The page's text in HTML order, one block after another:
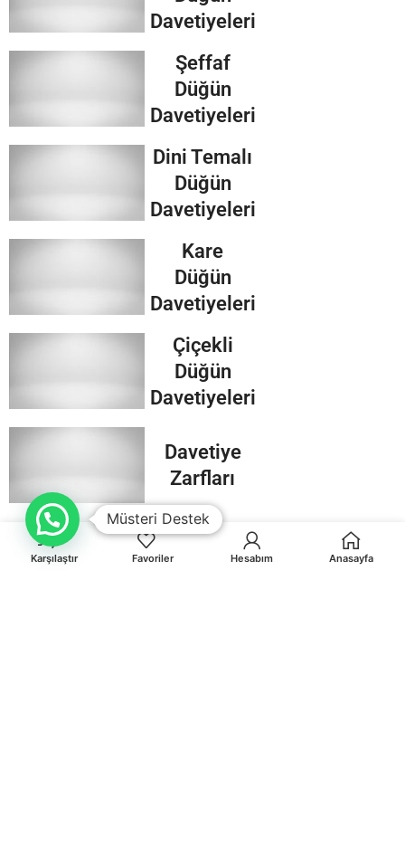
Davetiyeleri
Şeffaf
Düğün
Davetiyeleri
Dini Temalı
Düğün
Davetiyeleri
Kare
Düğün
Davetiyeleri
Çiçekli
Düğün
Davetiyeleri
Davetiye
Zarfları
Karşılaştır Favoriler Hesabım Anasayfa
Müsteri Destek